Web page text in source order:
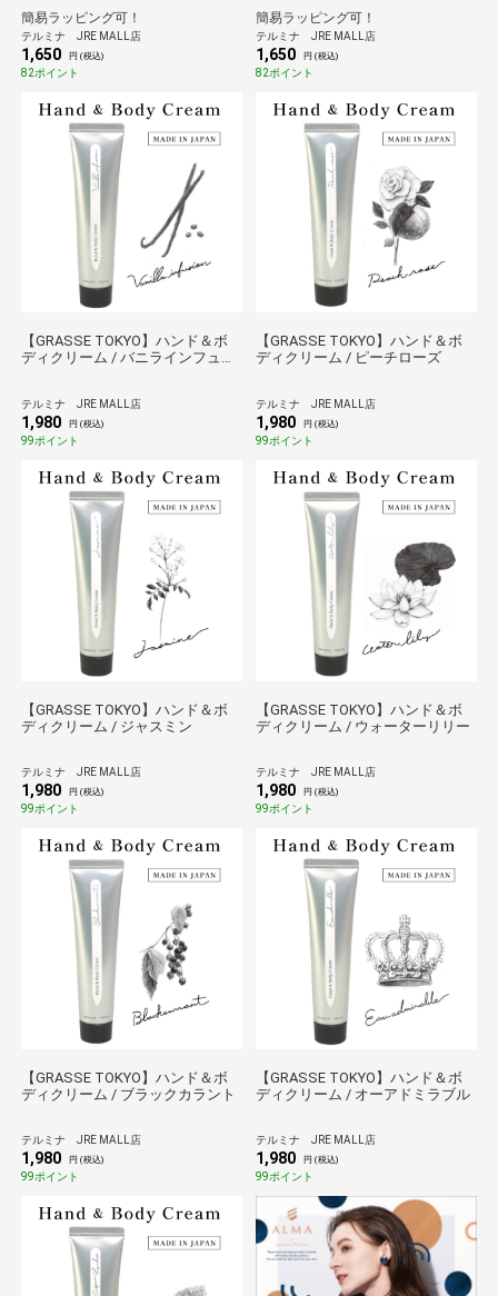
簡易ラッピング可！
テルミナ JRE MALL店
1,650 円 (税込)
82ポイント
簡易ラッピング可！
テルミナ JRE MALL店
1,650 円 (税込)
82ポイント
【GRASSE TOKYO】ハンド＆ボ
ディクリーム / バニラインフュー
テルミナ JRE MALL店
1,980 円 (税込)
99ポイント
【GRASSE TOKYO】ハンド＆ボ
ディクリーム / ピーチローズ
テルミナ JRE MALL店
1,980 円 (税込)
99ポイント
【GRASSE TOKYO】ハンド＆ボ
ディクリーム / ジャスミン
テルミナ JRE MALL店
1,980 円 (税込)
99ポイント
【GRASSE TOKYO】ハンド＆ボ
ディクリーム / ウォーターリリー
テルミナ JRE MALL店
1,980 円 (税込)
99ポイント
【GRASSE TOKYO】ハンド＆ボ
ディクリーム / ブラックカラント
テルミナ JRE MALL店
1,980 円 (税込)
99ポイント
【GRASSE TOKYO】ハンド＆ボ
ディクリーム / オーアドミラブル
テルミナ JRE MALL店
1,980 円 (税込)
99ポイント